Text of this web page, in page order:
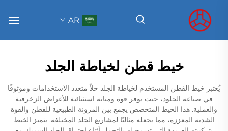
AR
خيط قطن لخياطة الجلد
يُعتبر خيط القطن المستخدم لخياطة الجلد حلاً متعدد الاستخدامات وموثوقًا
في صناعة الجلود، حيث يوفر قوة ومتانة استثنائية للأغراض الزخرفية
والعملية. هذا الخيط المتخصص يجمع بين المرونة الطبيعية للقطن والقوة
الشدية المعززة، مما يجعله مثاليًا لمشاريع الجلد المختلفة. يتميز الخيط